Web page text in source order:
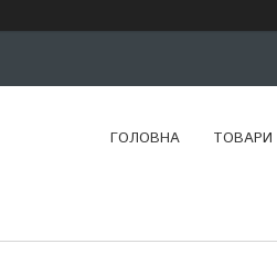
ГОЛОВНА ТОВАРИ